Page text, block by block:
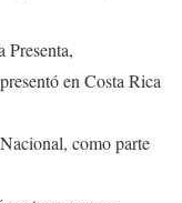
Presenta,
en Costa Rica
como parte